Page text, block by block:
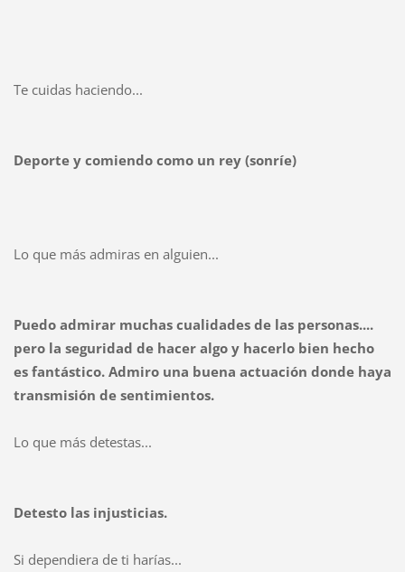
Te cuidas haciendo...
Deporte y comiendo como un rey (sonríe)
Lo que más admiras en alguien...
Puedo admirar muchas cualidades de las personas....
pero la seguridad de hacer algo y hacerlo bien hecho
es fantástico. Admiro una buena actuación donde haya
transmisión de sentimientos.
Lo que más detestas...
Detesto las injusticias.
Si dependiera de ti harías...